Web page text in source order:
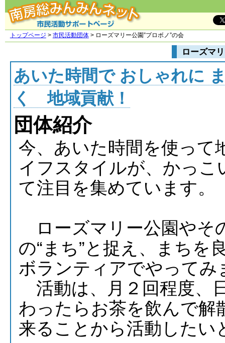
トップページ > 市民活動団体> ローズマリー公園”プロボノ”の会
ローズマ
あいた時間で おしゃれに
く 地域貢献！
団体紹介
今、あいた時間を使って
イフスタイルが、かっこ
て注目を集めています。
ローズマリー公園やそ
の“まち”と捉え、まちを
ボランティアでやってみ
活動は、月２回程度、
わったらお茶を飲んで解
来ることから活動したい